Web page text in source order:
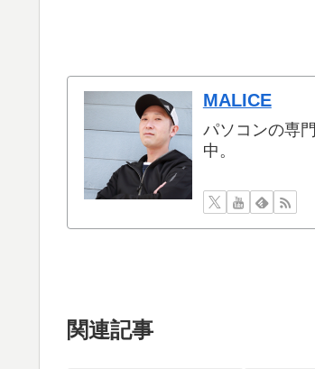
MALICE
パソコンの専
中。
関連記事